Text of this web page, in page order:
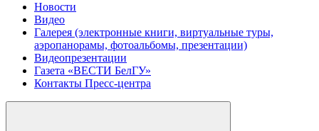
Новости
Видео
Галерея (электронные книги, виртуальные туры,
аэропанорамы, фотоальбомы, презентации)
Видеопрезентации
Газета «ВЕСТИ БелГУ»
Контакты Пресс-центра